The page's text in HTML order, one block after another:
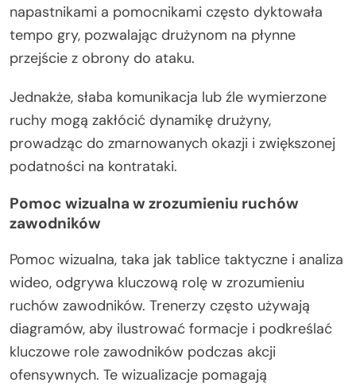
napastnikami a pomocnikami często dyktowała
tempo gry, pozwalając drużynom na płynne
przejście z obrony do ataku.
Jednakże, słaba komunikacja lub źle wymierzone
ruchy mogą zakłócić dynamikę drużyny,
prowadząc do zmarnowanych okazji i zwiększonej
podatności na kontrataki.
Pomoc wizualna w zrozumieniu ruchów
zawodników
Pomoc wizualna, taka jak tablice taktyczne i analiza
wideo, odgrywa kluczową rolę w zrozumieniu
ruchów zawodników. Trenerzy często używają
diagramów, aby ilustrować formacje i podkreślać
kluczowe role zawodników podczas akcji
ofensywnych. Te wizualizacje pomagają